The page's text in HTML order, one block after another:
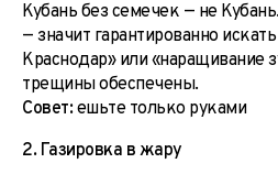
Кубань без семечек — не
— значит гарантированно
Краснодар» или «наращивание
трещины обеспечены.
Совет:ешьте только руками
2. Газировка в жару